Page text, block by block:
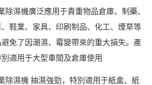
除濕機廣泛應用于貴重物品倉庫、制藥、
鞋業、家具、 印刷 制品、化工、煙草等
免了因潮濕、霉變帶來的重大損失。產
適用于大型車間及倉庫使用
除濕機 抽濕強勁，特別適用于紙盒、紙